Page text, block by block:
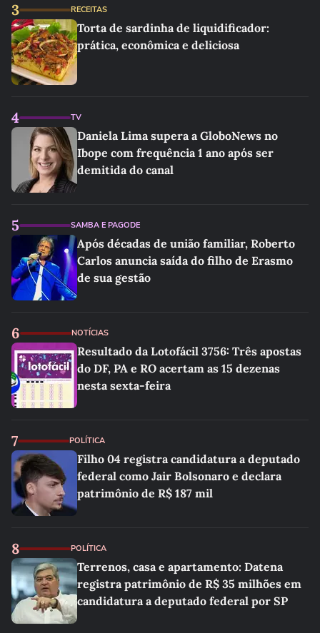
3 RECEITAS
Torta de sardinha de liquidificador:
prática, econômica e deliciosa
4 TV
Daniela Lima supera a GloboNews no
Ibope com frequência 1 ano após ser
demitida do canal
5 SAMBA E PAGODE
Após décadas de união familiar, Roberto
Carlos anuncia saída do filho de Erasmo
de sua gestão
6 NOTÍCIAS
Resultado da Lotofácil 3756: Três apostas
do DF, PA e RO acertam as 15 dezenas
nesta sexta-feira
7 POLÍTICA
Filho 04 registra candidatura a deputado
federal como Jair Bolsonaro e declara
patrimônio de R$ 187 mil
8 POLÍTICA
Terrenos, casa e apartamento: Datena
registra patrimônio de R$ 35 milhões em
candidatura a deputado federal por SP